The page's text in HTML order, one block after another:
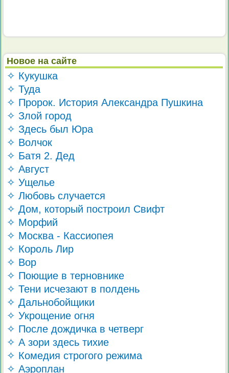
Новое на сайте
✧ Кукушка
✧ Туда
✧ Пророк. История Александра Пушкина
✧ Злой город
✧ Здесь был Юра
✧ Волчок
✧ Батя 2. Дед
✧ Август
✧ Ущелье
✧ Любовь случается
✧ Дом, который построил Свифт
✧ Морфий
✧ Москва - Кассиопея
✧ Король Лир
✧ Вор
✧ Поющие в терновнике
✧ Тени исчезают в полдень
✧ Дальнобойщики
✧ Укрощение огня
✧ После дождичка в четверг
✧ А зори здесь тихие
✧ Комедия строгого режима
✧ Аэроплан